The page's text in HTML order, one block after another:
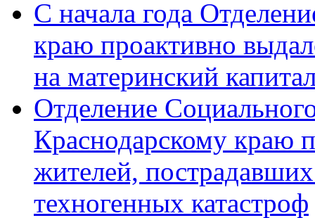
С начала года
краю проактивно
на материнский
Отделение
Краснодарскому краю
жителей,
техногенных катастроф